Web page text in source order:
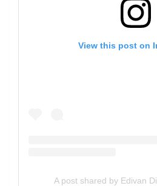
View this post on
A post shared by Edivan